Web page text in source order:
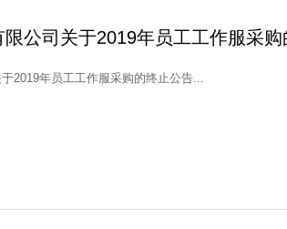
公司关于2019年员工工作服采
2019年员工工作服采购的终止公告...